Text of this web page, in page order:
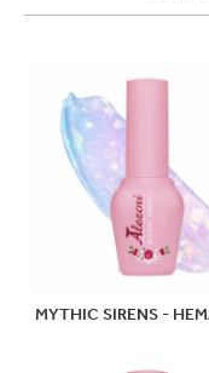
MYTHIC SIRENS -